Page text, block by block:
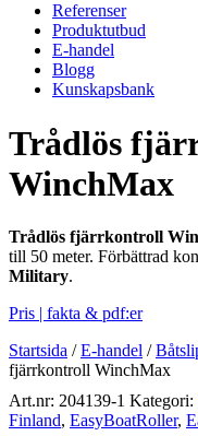
Referenser
Produktutbud
E-handel
Blogg
Kunskapsbank
Trådlös
WinchMax
Trådlös fjärrkontroll
till 50 meter. Förbättrad
Military.
Pris | fakta & pdf:er
Startsida /E-handel /
fjärrkontroll WinchMax
Art.nr: 204139-1 Kategori:
Finland, EasyBoatRoller,